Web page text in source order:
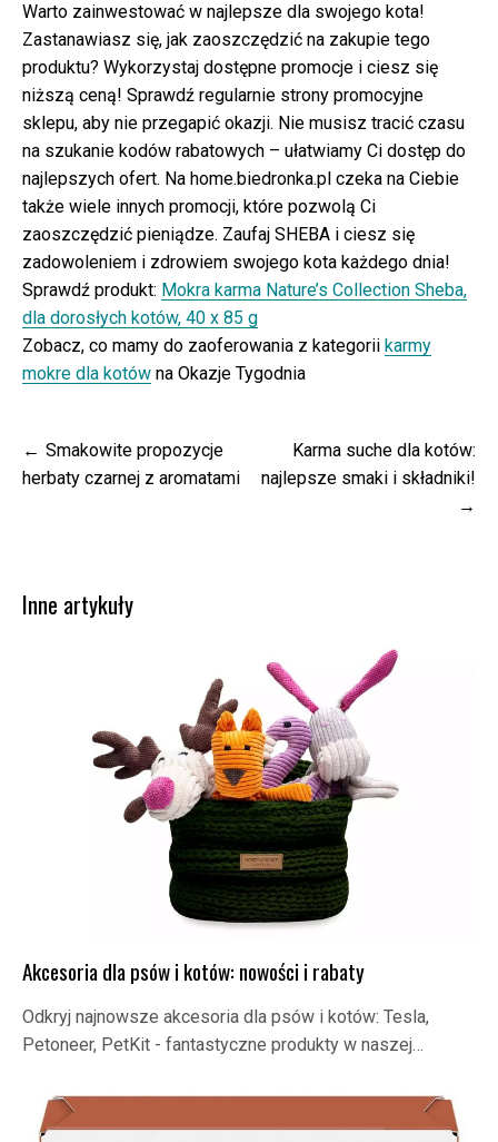
Warto zainwestować w najlepsze dla swojego kota!
Zastanawiasz się, jak zaoszczędzić na zakupie tego
produktu? Wykorzystaj dostępne promocje i ciesz się
niższą ceną! Sprawdź regularnie strony promocyjne
sklepu, aby nie przegapić okazji. Nie musisz tracić czasu
na szukanie kodów rabatowych – ułatwiamy Ci dostęp do
najlepszych ofert. Na home.biedronka.pl czeka na Ciebie
także wiele innych promocji, które pozwolą Ci
zaoszczędzić pieniądze. Zaufaj SHEBA i ciesz się
zadowoleniem i zdrowiem swojego kota każdego dnia!
Sprawdź produkt: Mokra karma Nature’s Collection Sheba,
dla dorosłych kotów, 40 x 85 g
Zobacz, co mamy do zaoferowania z kategorii karmy
mokre dla kotów na Okazje Tygodnia
Nawigacja
wpisu
Smakowite propozycje
herbaty czarnej z aromatami
Karma suche dla kotów:
najlepsze smaki i składniki!
Inne artykuły
Akcesoria dla psów i kotów: nowości i rabaty
Odkryj najnowsze akcesoria dla psów i kotów: Tesla,
Petoneer, PetKit - fantastyczne produkty w naszej…